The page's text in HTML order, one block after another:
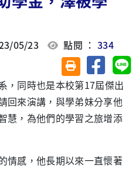
05/23 點閱 ：334
友善列印(另開視
分享至
，同時也是本校第17屆傑出
回來演講，與學弟妹分享他
慧，為他們的學習之旅增添
情感，他長期以來一直懷著